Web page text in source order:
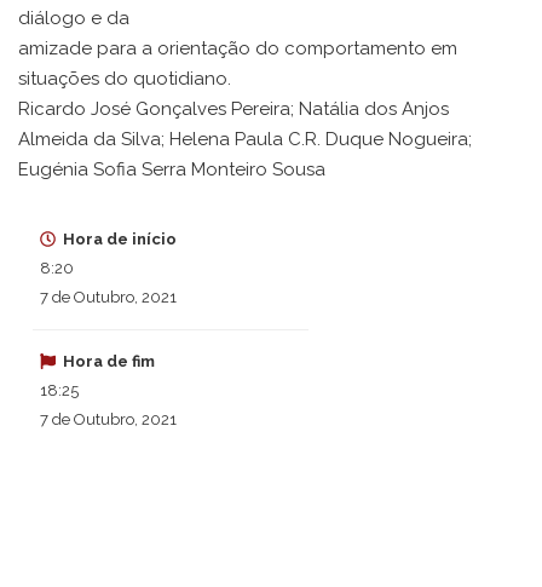
diálogo e da
amizade para a orientação do comportamento em
situações do quotidiano.
Ricardo José Gonçalves Pereira; Natália dos Anjos
Almeida da Silva; Helena Paula C.R. Duque Nogueira;
Eugénia Sofia Serra Monteiro Sousa
Hora de início
8:20
7 de Outubro, 2021
Hora de fim
18:25
7 de Outubro, 2021